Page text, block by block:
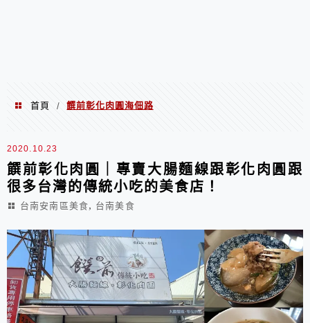
首頁 / 饌前彰化肉圓海佃路
饌前彰化肉圓海佃路
2020.10.23
饌前彰化肉圓｜專賣大腸麵線跟彰化肉圓跟
很多台灣的傳統小吃的美食店！
台南安南區美食, 台南美食